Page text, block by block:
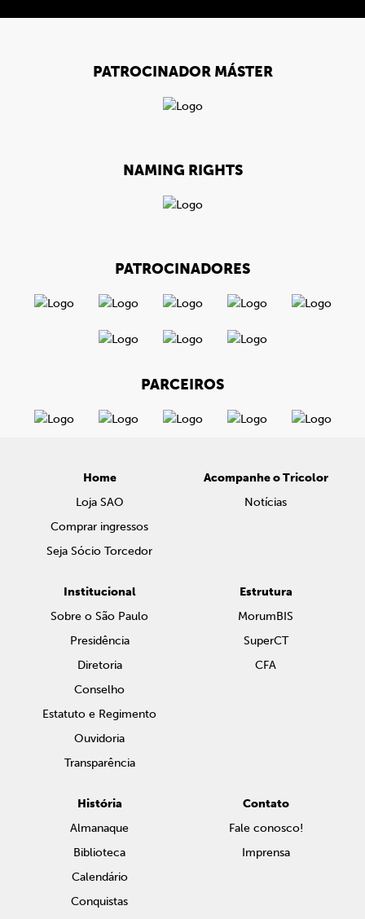
PATROCINADOR MÁSTER
NAMING RIGHTS
PATROCINADORES
PARCEIROS
Home
Loja SAO
Comprar ingressos
Seja Sócio Torcedor
Acompanhe o Tricolor
Notícias
Institucional
Sobre o São Paulo
Presidência
Diretoria
Conselho
Estatuto e Regimento
Ouvidoria
Transparência
Estrutura
MorumBIS
SuperCT
CFA
História
Almanaque
Biblioteca
Calendário
Conquistas
Contato
Fale conosco!
Imprensa